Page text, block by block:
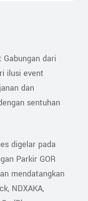
Gabungan dari
ilusi event
dan
sentuhan
digelar pada
Parkir GOR
mendatangkan
NDXAKA,